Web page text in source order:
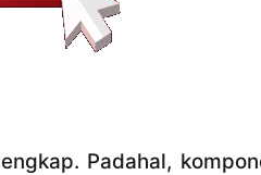
Padahal,